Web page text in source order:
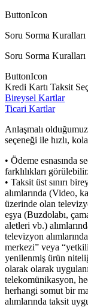
ButtonIcon
Soru Sorma Kuralları
Soru Sorma
ButtonIcon
Kredi Kartı Taksit
Bireysel Kartlar
Ticari Kartlar
Anlaşmalı
seçeneği ile hızlı,
• Ödeme esnasında
farklılıkları görülebilir.
• Taksit üst sınırı
alımlarında (Video,
üzerinde olan
eşya (Buzdolabı,
aletleri vb.)
televizyon
merkezi” veya
yenilenmiş ürün
olarak olarak
telekomünikasyon,
herhangi somut bir
alımlarında taksit